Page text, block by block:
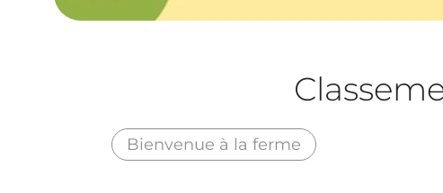
Bienvenue à la ferme